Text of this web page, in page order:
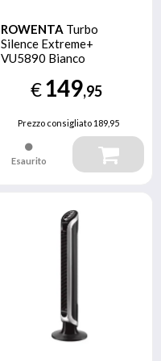
ROWENTA Turbo
Silence Extreme+
VU5890 Bianco
€149,95
Prezzo consigliato 189,95
Esaurito